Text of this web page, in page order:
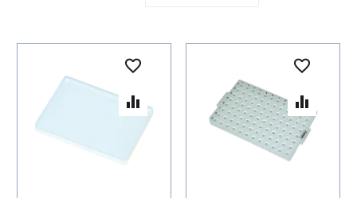
Adicionar à lista de
Adicionar para Comparar